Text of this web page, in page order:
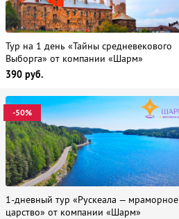
Тур на 1 день «Тайны средневекового
Выборга» от компании «Шарм»
390 руб.
-50%
1-дневный тур «Рускеала — мраморное
царство» от компании «Шарм»